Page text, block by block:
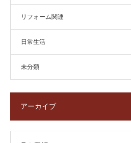
リフォーム関連
日常生活
未分類
アーカイブ